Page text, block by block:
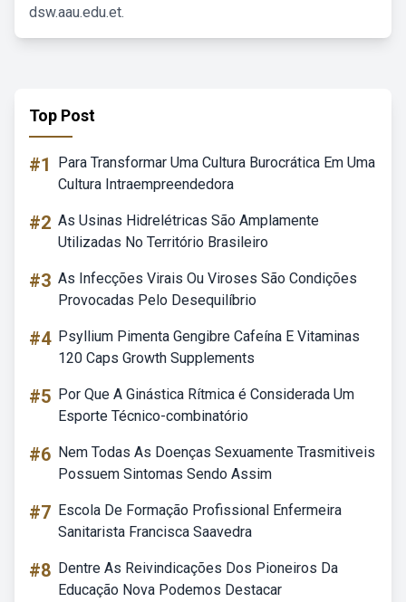
dsw.aau.edu.et.
Top Post
#1
Para Transformar Uma Cultura Burocrática Em Uma
Cultura Intraempreendedora
#2 As Usinas Hidrelétricas São Amplamente
Utilizadas No Território Brasileiro
#3 As Infecções Virais Ou Viroses São Condições
Provocadas Pelo Desequilíbrio
#4 Psyllium Pimenta Gengibre Cafeína E Vitaminas
120 Caps Growth Supplements
#5 Por Que A Ginástica Rítmica é Considerada Um
Esporte Técnico-combinatório
#6 Nem Todas As Doenças Sexuamente Trasmitiveis
Possuem Sintomas Sendo Assim
#7 Escola De Formação Profissional Enfermeira
Sanitarista Francisca Saavedra
#8 Dentre As Reivindicações Dos Pioneiros Da
Educação Nova Podemos Destacar